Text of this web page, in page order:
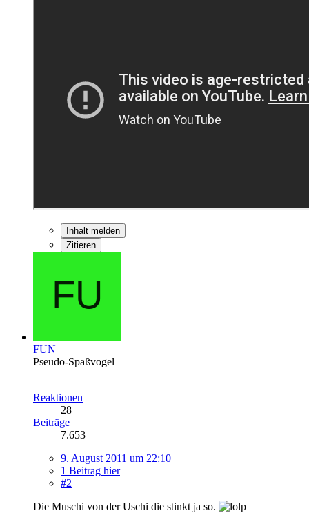
Inhalt melden
Zitieren
FUN
Pseudo-Spaßvogel
Reaktionen
28
Beiträge
7.653
9. August 2011 um 22:10
1 Beitrag hier
#2
Die Muschi von der Uschi die stinkt ja so.